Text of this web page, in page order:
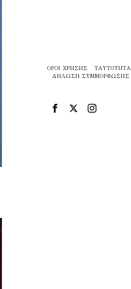
ΌΡΟΙ ΧΡΉΣΗΣ ΤΑΥΤΌΤΗΤΑ
ΔΉΛΩΣΗ ΣΥΜΜΌΡΦΩΣΗΣ